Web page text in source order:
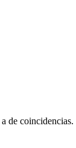
a de coincidencias.